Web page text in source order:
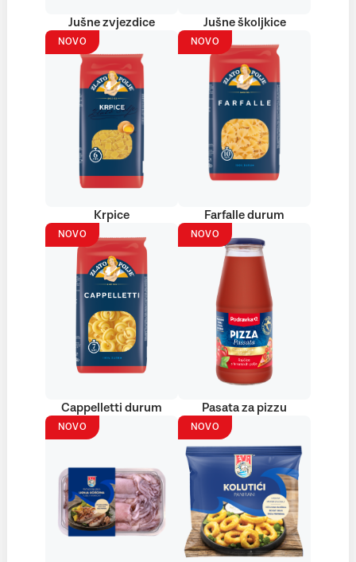
Jušne zvjezdice Jušne školjkice
NOVO
Krpice
NOVO
Farfalle durum
NOVO
Cappelletti durum
NOVO
Pasata za pizzu
NOVO NOVO